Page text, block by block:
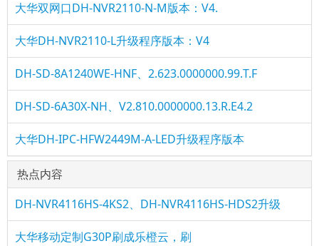
大华双网口DH-NVR2110-N-M版本：V4.
大华DH-NVR2110-L升级程序版本：V4
DH-SD-8A1240WE-HNF、2.623.0000000.99.T.F
DH-SD-6A30X-NH、V2.810.0000000.13.R.E4.2
大华DH-IPC-HFW2449M-A-LED升级程序版本
热点内容
DH-NVR4116HS-4KS2、DH-NVR4116HS-HDS2升级
大华移动定制G30P刷成乐橙云，刷